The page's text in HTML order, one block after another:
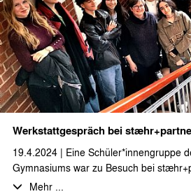
Werkstattgespräch bei
19.4.2024 | Eine Schüler*innengruppe
Gymnasiums war zu Besuch bei
Rahmen des Grundkurses Kunst
Mehr ...